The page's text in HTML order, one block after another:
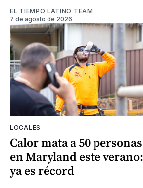
EL TIEMPO LATINO TEAM
7 de agosto de 2026
LOCALES
Calor mata a 50 personas
en Maryland este verano:
ya es récord